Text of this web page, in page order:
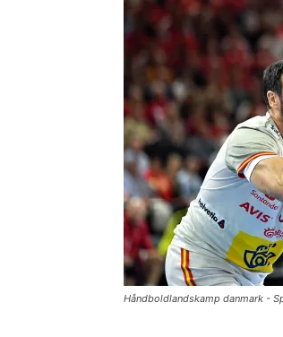
Håndboldlandskamp danmark -